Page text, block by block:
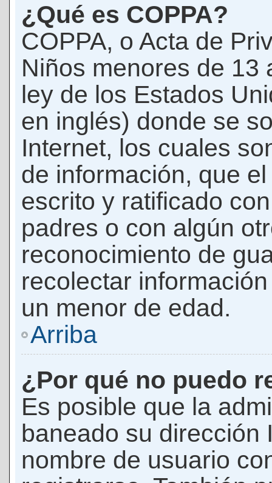
¿Qué es COPPA?
COPPA, o Acta de
Niños menores de 13
ley de los Estados
en inglés) donde se
Internet, los cuales
de información, que
escrito y ratificado
padres o con algún
reconocimiento de
recolectar
un menor de edad.
Arriba
¿Por qué no puedo
Es posible que la
baneado su dirección
nombre de usuario